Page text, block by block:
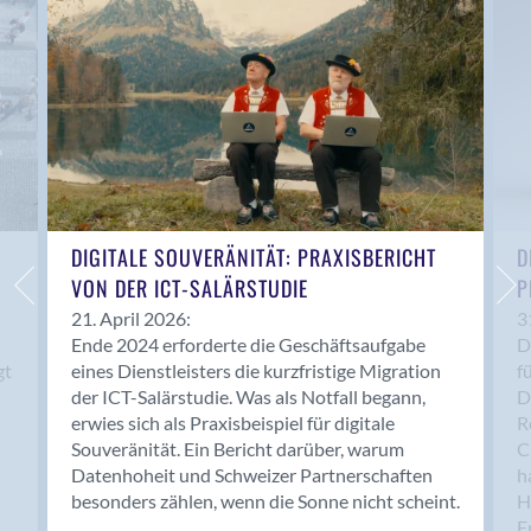
Anwil
Appenzell
Au SG
Baar
Baden
Balsthal
Balzers
Basel
Bassersdorf
Belp
Bendern
Benken (SG)
Bergdietikon
Berlin
Bern
Bern - Liebefeld
DIGITALE SOUVERÄNITÄT: PRAXISBERICHT
VON DER ICT-SALÄRSTUDIE
21. April 2026:
Ende 2024 erforderte die Geschäftsaufgabe
eines Dienstleisters die kurzfristige Migration
der ICT-Salärstudie. Was als Notfall begann,
erwies sich als Praxisbeispiel für digitale
Souveränität. Ein Bericht darüber, warum
Datenhoheit und Schweizer Partnerschaften
besonders zählen, wenn die Sonne nicht scheint.